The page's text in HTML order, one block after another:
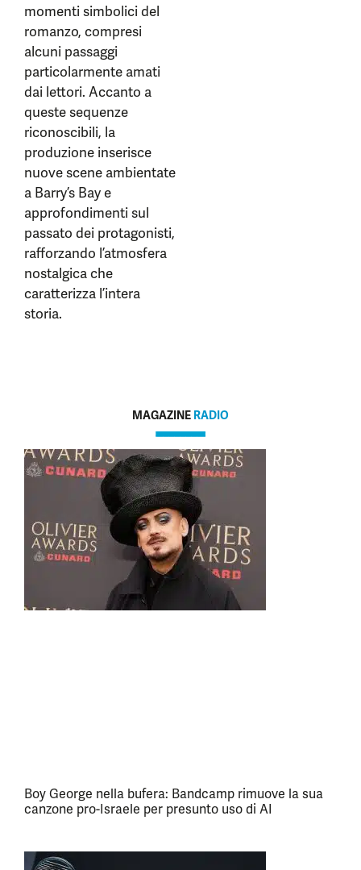
momenti simbolici del
romanzo, compresi
alcuni passaggi
particolarmente amati
dai lettori. Accanto a
queste sequenze
riconoscibili, la
produzione inserisce
nuove scene ambientate
a Barry’s Bay e
approfondimenti sul
passato dei protagonisti,
rafforzando l’atmosfera
nostalgica che
caratterizza l’intera
storia.
MAGAZINE RADIO
Boy George nella bufera: Bandcamp rimuove la sua
canzone pro-Israele per presunto uso di AI